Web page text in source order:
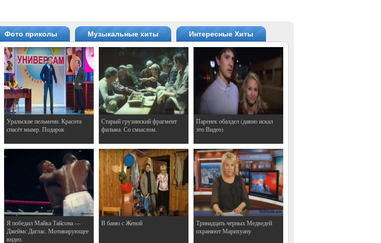
Фото приколы Музыкальные хиты Интересные Хиты
Уральские пельмени. Красота
спасёт мымр. Подарок
Старый грузинский фрагмент
фильма. Со смыслом.
Паренек обалдел (давно искал
это Видео)
Я победил Майка Тайсона —
Джеймс Даглас. Мотивирующее
видео.
В баню с Женой
Тринадцать черных Медведей
охраняют Марихуану